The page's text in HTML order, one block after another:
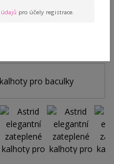
údajů pro účely registrace.